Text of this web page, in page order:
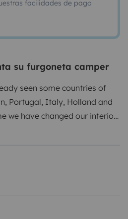
facilidades de pago
su furgoneta camper
seen some countries of
Portugal, Italy, Holland and
we have changed our interior
to use the space even more
we also ask you to treat
as soon as you take it in your